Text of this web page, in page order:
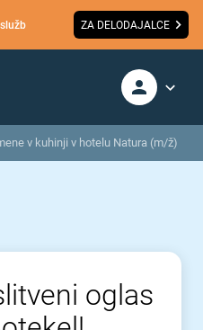
ZA DELODAJALCE
v kuhinji v hotelu Natura (m/ž)
oglas